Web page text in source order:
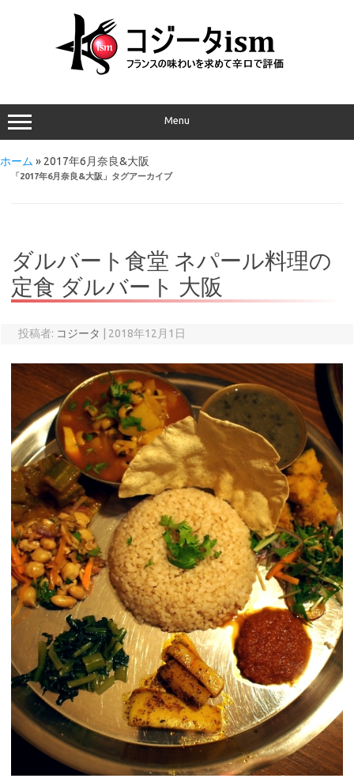
Menu
ホーム » 2017年6月奈良&大阪
「2017年6月奈良&大阪 」タグアーカイブ
ダルバート食堂 ネパール料理の
定食 ダルバート 大阪
投稿者: コジータ 2018年12月1日